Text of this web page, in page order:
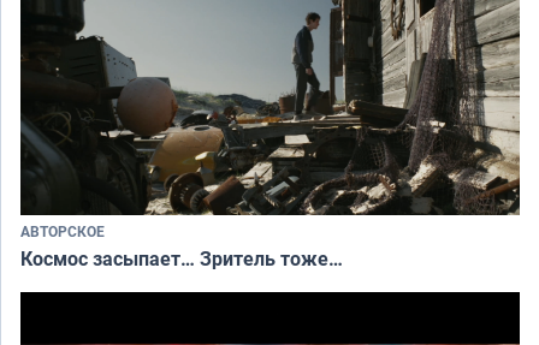
АВТОРСКОЕ
Космос засыпает… Зритель тоже…